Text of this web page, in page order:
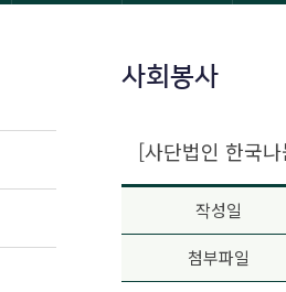
사회봉사
[사단법인 한국
작성일
첨부파일